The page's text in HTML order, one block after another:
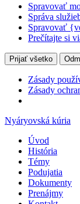
Spravovať
Správa
Spravovať
Prečítajte si
Prijať všetko
Zásady
Zásady
Nyáryovská kúria
Úvod
História
Témy
Podujatia
Dokumenty
Prenájmy